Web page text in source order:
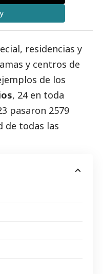
residencias y
y centros de
de los
, 24 en toda
pasaron 2579
de todas las